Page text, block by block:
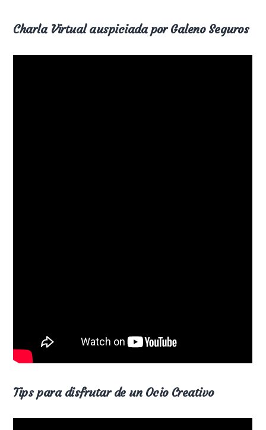
Charla Virtual auspiciada por Galeno Seguros
Tips para disfrutar de un Ocio Creativo